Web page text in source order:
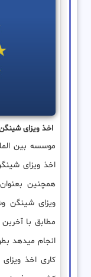
اخذ ویزای
اخذ ویزای
همچنین
ویزای شینگن
مطابق با
انجام میدهد
کاری اخذ